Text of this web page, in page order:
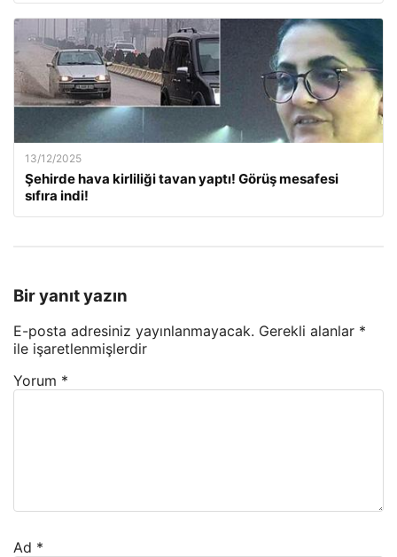
13/12/2025
Şehirde hava kirliliği tavan yaptı! Görüş mesafesi
sıfıra indi!
Bir yanıt yazın
E-posta adresiniz yayınlanmayacak. Gerekli alanlar *
ile işaretlenmişlerdir
Yorum *
Ad *